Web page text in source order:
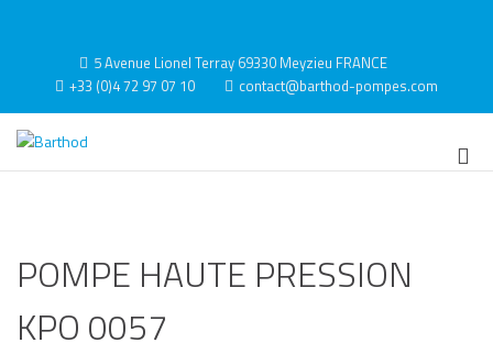
5 Avenue Lionel Terray 69330 Meyzieu FRANCE
+33 (0)4 72 97 07 10
contact@barthod-pompes.com
POMPE HAUTE PRESSION
KPO 0057